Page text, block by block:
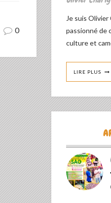
0
Je suis Olivier
passionné de
culture et
LIRE PLUS